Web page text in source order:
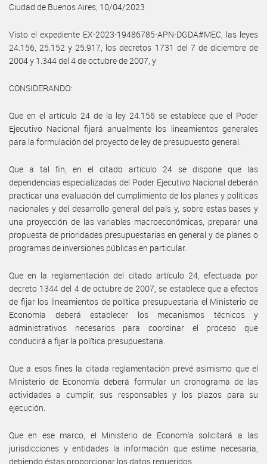
Ciudad de Buenos Aires, 10/04/2023
Visto el expediente EX-2023-19486785-APN-DGDA#MEC, las leyes
24.156, 25.152 y 25.917, los decretos 1731 del 7 de diciembre de
2004 y 1.344 del 4 de octubre de 2007, y
CONSIDERANDO:
Que en el artículo 24 de la ley 24.156 se establece que el Poder
Ejecutivo Nacional fijará anualmente los lineamientos generales
para la formulación del proyecto de ley de presupuesto general.
Que a tal fin, en el citado artículo 24 se dispone que las
dependencias especializadas del Poder Ejecutivo Nacional deberán
practicar una evaluación del cumplimiento de los planes y políticas
nacionales y del desarrollo general del país y, sobre estas bases y
una proyección de las variables macroeconómicas, preparar una
propuesta de prioridades presupuestarias en general y de planes o
programas de inversiones públicas en particular.
Que en la reglamentación del citado artículo 24, efectuada por
decreto 1344 del 4 de octubre de 2007, se establece que a efectos
de fijar los lineamientos de política presupuestaria el Ministerio de
Economía deberá establecer los mecanismos técnicos y
administrativos necesarios para coordinar el proceso que
conducirá a fijar la política presupuestaria.
Que a esos fines la citada reglamentación prevé asimismo que el
Ministerio de Economía deberá formular un cronograma de las
actividades a cumplir, sus responsables y los plazos para su
ejecución.
Que en ese marco, el Ministerio de Economía solicitará a las
jurisdicciones y entidades la información que estime necesaria,
debiendo éstas proporcionar los datos requeridos.